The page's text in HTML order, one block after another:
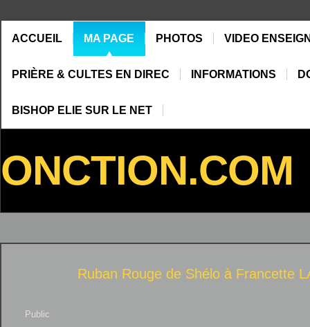
ACCUEIL MA PAGE PHOTOS VIDEO
PRIÈRE & CULTES EN DIREC INFORMATIONS
BISHOP ELIE SUR LE NET
ONCTION.COM
Public
Ruban Rouge de Shélo à Francette